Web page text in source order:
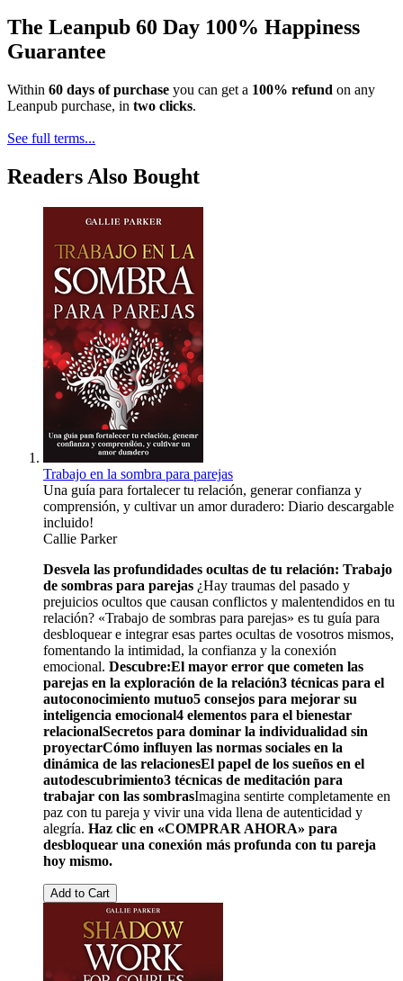
The Leanpub 60 Day 100% Happiness
Guarantee
Within 60 days of purchase you can get a 100% refund on any
Leanpub purchase, in two clicks.
See full terms...
Readers Also Bought
Trabajo en la sombra para parejas
Una guía para fortalecer tu relación, generar confianza y
comprensión, y cultivar un amor duradero: Diario descargable
incluido!
Callie Parker
Desvela las profundidades ocultas de tu relación: Trabajo
de sombras para parejas ¿Hay traumas del pasado y
prejuicios ocultos que causan conflictos y malentendidos en tu
relación? «Trabajo de sombras para parejas» es tu guía para
desbloquear e integrar esas partes ocultas de vosotros mismos,
fomentando la intimidad, la confianza y la conexión
emocional. Descubre:El mayor error que cometen las
parejas en la exploración de la relación3 técnicas para el
autoconocimiento mutuo5 consejos para mejorar su
inteligencia emocional4 elementos para el bienestar
relacionalSecretos para dominar la individualidad sin
proyectarCómo influyen las normas sociales en la
dinámica de las relacionesEl papel de los sueños en el
autodescubrimiento3 técnicas de meditación para
trabajar con las sombrasImagina sentirte completamente en
paz con tu pareja y vivir una vida llena de autenticidad y
alegría. Haz clic en «COMPRAR AHORA» para
desbloquear una conexión más profunda con tu pareja
hoy mismo.
Add to Cart